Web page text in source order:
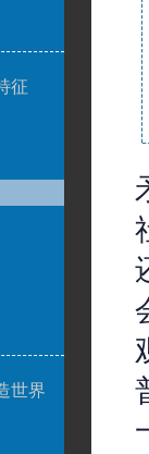
征
世界